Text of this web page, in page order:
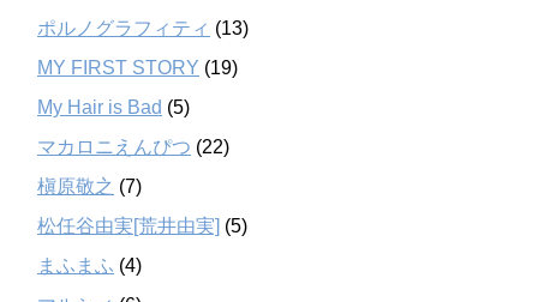
ポルノグラフィティ (13)
MY FIRST STORY (19)
My Hair is Bad (5)
マカロニえんぴつ (22)
槇原敬之 (7)
松任谷由実[荒井由実] (5)
まふまふ (4)